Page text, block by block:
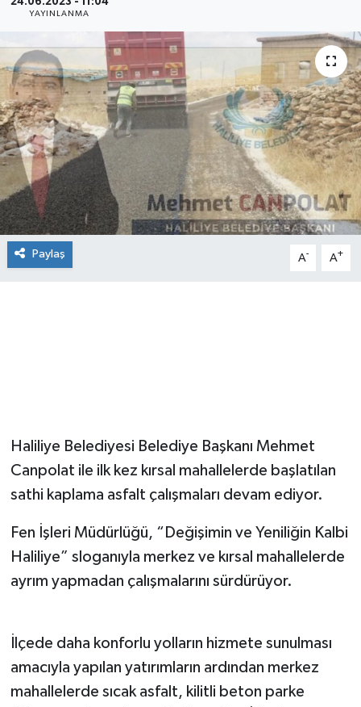
24.06.2023 - 11:04
YAYINLANMA
Paylaş A- A+
Haliliye Belediyesi Belediye Başkanı Mehmet
Canpolat ile ilk kez kırsal mahallelerde başlatılan
sathi kaplama asfalt çalışmaları devam ediyor.
Fen İşleri Müdürlüğü, “Değişimin ve Yeniliğin Kalbi
Haliliye” sloganıyla merkez ve kırsal mahallelerde
ayrım yapmadan çalışmalarını sürdürüyor.
İlçede daha konforlu yolların hizmete sunulması
amacıyla yapılan yatırımların ardından merkez
mahallelerde sıcak asfalt, kilitli beton parke